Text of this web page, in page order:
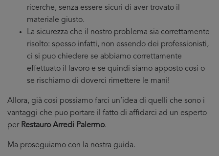
ricerche, senza essere sicuri di aver trovato il
materiale giusto.
La sicurezza che il nostro problema sia correttamente
risolto: spesso infatti, non essendo dei professionisti,
ci si puo chiedere se abbiamo correttamente
effettuato il lavoro e se quindi siamo apposto cosi o
se rischiamo di doverci rimettere le mani!
Allora, già cosi possiamo farci un’idea di quelli che sono i
vantaggi che puo portare il fatto di affidarci ad un esperto
per Restauro Arredi Palermo.
Ma proseguiamo con la nostra guida.